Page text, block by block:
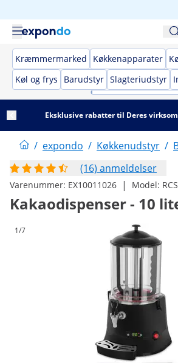
Kræmmermarked Køkkenapparater
Køl og frys
Barudstyr Slagteriudstyr
Eksklusive rabatter til Deres
/ expondo / Køkkenudstyr /
(16) anmeldelser
Varenummer: EX10011026 | Model:
Kakaodispenser - 10
1/7